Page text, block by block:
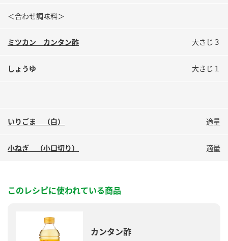
＜合わせ調味料＞
ミツカン カンタン酢 大さじ３
しょうゆ 大さじ１
いりごま （白） 適量
小ねぎ （小口切り） 適量
このレシピに使われている商品
カンタン酢